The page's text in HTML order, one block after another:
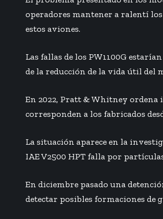
operadores mantener a ralentí
estos aviones.
Las fallas de los PW1100G
de la reducción de la vida útil del
En 2022, Pratt & Whitney ordena
corresponden a los fabricados
La situación aparece en la
IAE V2500 HPT falla por
En diciembre pasado una
detectar posibles formaciones de